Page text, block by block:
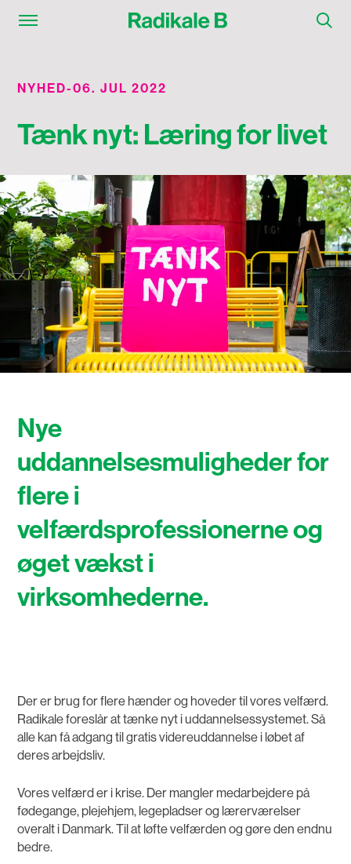
NYHED-06. JUL 2022
Tænk nyt: Læring for livet
Nye
uddannelsesmuligheder for
flere i
velfærdsprofessionerne og
øget vækst i
virksomhederne.
Der er brug for flere hænder og hoveder til vores velfærd.
Radikale foreslår at tænke nyt i uddannelsessystemet. Så
alle kan få adgang til gratis videreuddannelse i løbet af
deres arbejdsliv.
Vores velfærd er i krise. Der mangler medarbejdere på
fødegange, plejehjem, legepladser og lærerværelser
overalt i Danmark. Til at løfte velfærden og gøre den endnu
bedre.